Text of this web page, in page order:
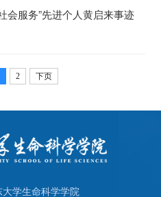
服务”先进个人黄启来事迹
2 下页
学生命科学学院